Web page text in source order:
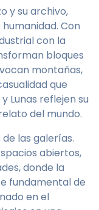
y su archivo,
Con
con la
bloques
montañas,
que
Lunas reflejen su
del mundo.
las galerías.
abiertos,
donde la
fundamental de
en el